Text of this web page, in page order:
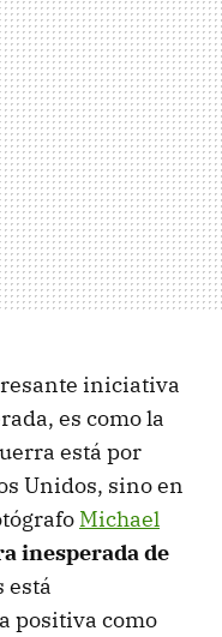
iniciativa
es como la
está por
Unidos, sino en
Michael
inesperada de
está
positiva como